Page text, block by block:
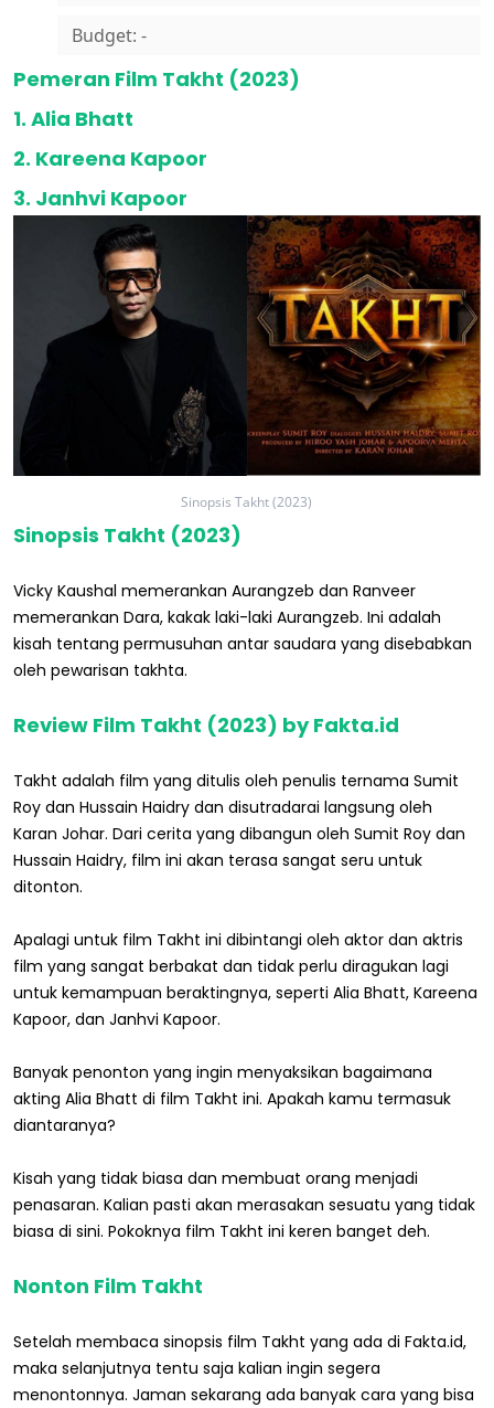
Budget: -
Pemeran Film Takht (2023)
1. Alia Bhatt
2. Kareena Kapoor
3. Janhvi Kapoor
Sinopsis Takht (2023)
Sinopsis Takht (2023)
Vicky Kaushal memerankan Aurangzeb dan Ranveer
memerankan Dara, kakak laki-laki Aurangzeb. Ini adalah
kisah tentang permusuhan antar saudara yang disebabkan
oleh pewarisan takhta.
Review Film Takht (2023) by Fakta.id
Takht adalah film yang ditulis oleh penulis ternama Sumit
Roy dan Hussain Haidry dan disutradarai langsung oleh
Karan Johar. Dari cerita yang dibangun oleh Sumit Roy dan
Hussain Haidry, film ini akan terasa sangat seru untuk
ditonton.
Apalagi untuk film Takht ini dibintangi oleh aktor dan aktris
film yang sangat berbakat dan tidak perlu diragukan lagi
untuk kemampuan beraktingnya, seperti Alia Bhatt, Kareena
Kapoor, dan Janhvi Kapoor.
Banyak penonton yang ingin menyaksikan bagaimana
akting Alia Bhatt di film Takht ini. Apakah kamu termasuk
diantaranya?
Kisah yang tidak biasa dan membuat orang menjadi
penasaran. Kalian pasti akan merasakan sesuatu yang tidak
biasa di sini. Pokoknya film Takht ini keren banget deh.
Nonton Film Takht
Setelah membaca sinopsis film Takht yang ada di Fakta.id,
maka selanjutnya tentu saja kalian ingin segera
menontonnya. Jaman sekarang ada banyak cara yang bisa